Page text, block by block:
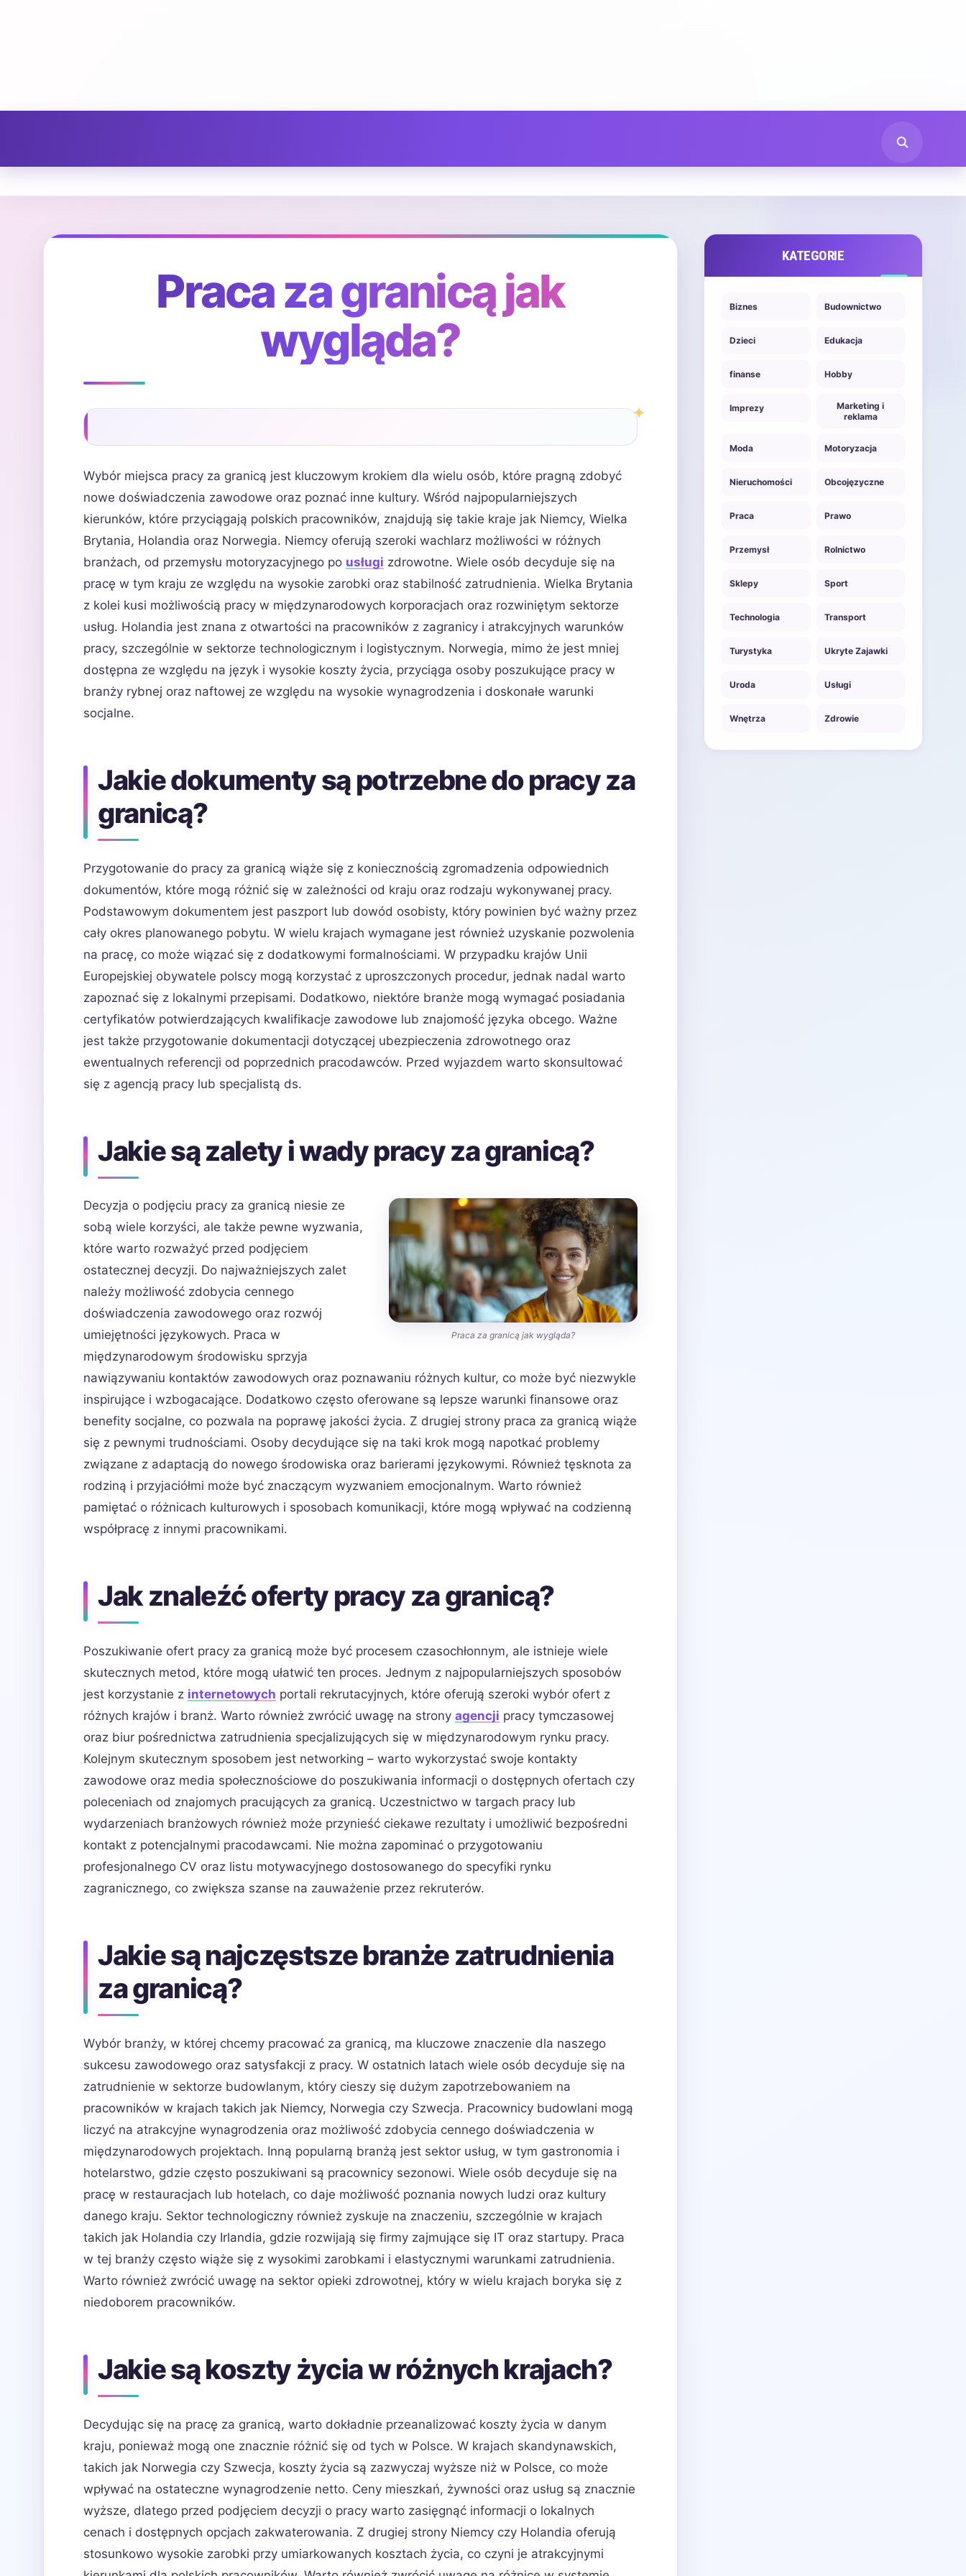
Praca za granicą jak
wygląda?
Wybór miejsca pracy za granicą jest kluczowym krokiem dla wielu osób, które pragną zdobyć
nowe doświadczenia zawodowe oraz poznać inne kultury. Wśród najpopularniejszych
kierunków, które przyciągają polskich pracowników, znajdują się takie kraje jak Niemcy, Wielka
Brytania, Holandia oraz Norwegia. Niemcy oferują szeroki wachlarz możliwości w różnych
branżach, od przemysłu motoryzacyjnego po usługi zdrowotne. Wiele osób decyduje się na
pracę w tym kraju ze względu na wysokie zarobki oraz stabilność zatrudnienia. Wielka Brytania
z kolei kusi możliwością pracy w międzynarodowych korporacjach oraz rozwiniętym sektorze
usług. Holandia jest znana z otwartości na pracowników z zagranicy i atrakcyjnych warunków
pracy, szczególnie w sektorze technologicznym i logistycznym. Norwegia, mimo że jest mniej
dostępna ze względu na język i wysokie koszty życia, przyciąga osoby poszukujące pracy w
branży rybnej oraz naftowej ze względu na wysokie wynagrodzenia i doskonałe warunki
socjalne.
Jakie dokumenty są potrzebne do pracy za
granicą?
Przygotowanie do pracy za granicą wiąże się z koniecznością zgromadzenia odpowiednich
dokumentów, które mogą różnić się w zależności od kraju oraz rodzaju wykonywanej pracy.
Podstawowym dokumentem jest paszport lub dowód osobisty, który powinien być ważny przez
cały okres planowanego pobytu. W wielu krajach wymagane jest również uzyskanie pozwolenia
na pracę, co może wiązać się z dodatkowymi formalnościami. W przypadku krajów Unii
Europejskiej obywatele polscy mogą korzystać z uproszczonych procedur, jednak nadal warto
zapoznać się z lokalnymi przepisami. Dodatkowo, niektóre branże mogą wymagać posiadania
certyfikatów potwierdzających kwalifikacje zawodowe lub znajomość języka obcego. Ważne
jest także przygotowanie dokumentacji dotyczącej ubezpieczenia zdrowotnego oraz
ewentualnych referencji od poprzednich pracodawców. Przed wyjazdem warto skonsultować
się z agencją pracy lub specjalistą ds.
Jakie są zalety i wady pracy za granicą?
Praca za granicą jak wygląda?
Decyzja o podjęciu pracy za granicą niesie ze
sobą wiele korzyści, ale także pewne wyzwania,
które warto rozważyć przed podjęciem
ostatecznej decyzji. Do najważniejszych zalet
należy możliwość zdobycia cennego
doświadczenia zawodowego oraz rozwój
umiejętności językowych. Praca w
międzynarodowym środowisku sprzyja
nawiązywaniu kontaktów zawodowych oraz poznawaniu różnych kultur, co może być niezwykle
inspirujące i wzbogacające. Dodatkowo często oferowane są lepsze warunki finansowe oraz
benefity socjalne, co pozwala na poprawę jakości życia. Z drugiej strony praca za granicą wiąże
się z pewnymi trudnościami. Osoby decydujące się na taki krok mogą napotkać problemy
związane z adaptacją do nowego środowiska oraz barierami językowymi. Również tęsknota za
rodziną i przyjaciółmi może być znaczącym wyzwaniem emocjonalnym. Warto również
pamiętać o różnicach kulturowych i sposobach komunikacji, które mogą wpływać na codzienną
współpracę z innymi pracownikami.
Jak znaleźć oferty pracy za granicą?
Poszukiwanie ofert pracy za granicą może być procesem czasochłonnym, ale istnieje wiele
skutecznych metod, które mogą ułatwić ten proces. Jednym z najpopularniejszych sposobów
jest korzystanie z internetowych portali rekrutacyjnych, które oferują szeroki wybór ofert z
różnych krajów i branż. Warto również zwrócić uwagę na strony agencji pracy tymczasowej
oraz biur pośrednictwa zatrudnienia specjalizujących się w międzynarodowym rynku pracy.
Kolejnym skutecznym sposobem jest networking – warto wykorzystać swoje kontakty
zawodowe oraz media społecznościowe do poszukiwania informacji o dostępnych ofertach czy
poleceniach od znajomych pracujących za granicą. Uczestnictwo w targach pracy lub
wydarzeniach branżowych również może przynieść ciekawe rezultaty i umożliwić bezpośredni
kontakt z potencjalnymi pracodawcami. Nie można zapominać o przygotowaniu
profesjonalnego CV oraz listu motywacyjnego dostosowanego do specyfiki rynku
zagranicznego, co zwiększa szanse na zauważenie przez rekruterów.
Jakie są najczęstsze branże zatrudnienia
za granicą?
Wybór branży, w której chcemy pracować za granicą, ma kluczowe znaczenie dla naszego
sukcesu zawodowego oraz satysfakcji z pracy. W ostatnich latach wiele osób decyduje się na
zatrudnienie w sektorze budowlanym, który cieszy się dużym zapotrzebowaniem na
pracowników w krajach takich jak Niemcy, Norwegia czy Szwecja. Pracownicy budowlani mogą
liczyć na atrakcyjne wynagrodzenia oraz możliwość zdobycia cennego doświadczenia w
międzynarodowych projektach. Inną popularną branżą jest sektor usług, w tym gastronomia i
hotelarstwo, gdzie często poszukiwani są pracownicy sezonowi. Wiele osób decyduje się na
pracę w restauracjach lub hotelach, co daje możliwość poznania nowych ludzi oraz kultury
danego kraju. Sektor technologiczny również zyskuje na znaczeniu, szczególnie w krajach
takich jak Holandia czy Irlandia, gdzie rozwijają się firmy zajmujące się IT oraz startupy. Praca
w tej branży często wiąże się z wysokimi zarobkami i elastycznymi warunkami zatrudnienia.
Warto również zwrócić uwagę na sektor opieki zdrowotnej, który w wielu krajach boryka się z
niedoborem pracowników.
Jakie są koszty życia w różnych krajach?
Decydując się na pracę za granicą, warto dokładnie przeanalizować koszty życia w danym
kraju, ponieważ mogą one znacznie różnić się od tych w Polsce. W krajach skandynawskich,
takich jak Norwegia czy Szwecja, koszty życia są zazwyczaj wyższe niż w Polsce, co może
wpływać na ostateczne wynagrodzenie netto. Ceny mieszkań, żywności oraz usług są znacznie
wyższe, dlatego przed podjęciem decyzji o pracy warto zasięgnąć informacji o lokalnych
cenach i dostępnych opcjach zakwaterowania. Z drugiej strony Niemcy czy Holandia oferują
stosunkowo wysokie zarobki przy umiarkowanych kosztach życia, co czyni je atrakcyjnymi
KATEGORIE
Biznes Budownictwo
Dzieci Edukacja
finanse Hobby
Imprezy
Marketing i
reklama
Moda Motoryzacja
Nieruchomości Obcojęzyczne
Praca Prawo
Przemysł Rolnictwo
Sklepy Sport
Technologia Transport
Turystyka Ukryte Zajawki
Uroda Usługi
Wnętrza Zdrowie